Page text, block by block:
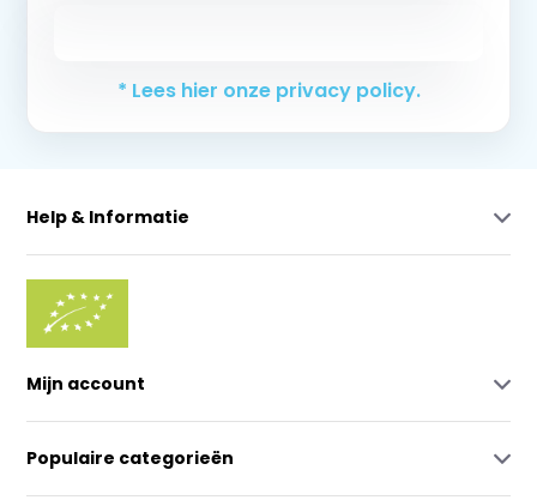
* Lees hier onze privacy policy.
Help & Informatie
Mijn account
Populaire categorieën